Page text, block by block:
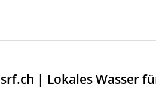
srf.ch | Lokales Wasser